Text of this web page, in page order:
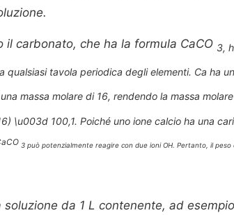
il carbonato, che ha la formula CaCO 3,
qualsiasi tavola periodica degli elementi. Ca ha
massa molare di 16, rendendo la massa
\u003d 100,1. Poiché uno ione calcio ha una
3 può potenzialmente reagire con due ioni OH. Pertanto, il peso
soluzione da 1 L contenente, ad